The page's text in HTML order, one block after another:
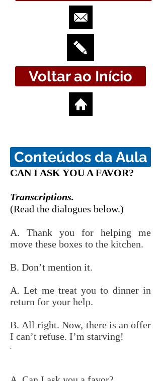
Voltar ao Início
Conteúdos da Aula
CAN I ASK YOU A FAVOR?
Transcriptions.
(Read the dialogues below.)
A. Thank you for helping me
move these boxes to the kitchen.
B. Don’t mention it.
A. Let me treat you to dinner in
return for your help.
B. All right. Now, there is an offer
I can’t refuse. I’m starving!
.